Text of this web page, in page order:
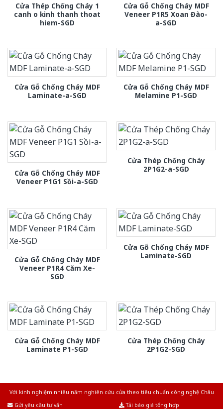
Cửa Thép Chống Cháy 1
canh o kinh thanh thoat
hiem-SGD
Cửa Gỗ Chống Cháy MDF
Veneer P1R5 Xoan Đào-
a-SGD
Cửa Gỗ Chống Cháy MDF
Laminate-a-SGD
Cửa Gỗ Chống Cháy MDF
Melamine P1-SGD
Cửa Gỗ Chống Cháy MDF
Veneer P1G1 Sồi-a-SGD
Cửa Thép Chống Cháy
2P1G2-a-SGD
Cửa Gỗ Chống Cháy MDF
Veneer P1R4 Căm Xe-
SGD
Cửa Gỗ Chống Cháy MDF
Laminate-SGD
Cửa Gỗ Chống Cháy MDF
Laminate P1-SGD
Cửa Thép Chống Cháy
2P1G2-SGD
Với kinh nghiệm nhiêu năm nghiên cứu cửa theo tiêu chuẩn công nghệ Châu
Gửi yêu cầu tư vấn
Tải báo giá tổng hợp